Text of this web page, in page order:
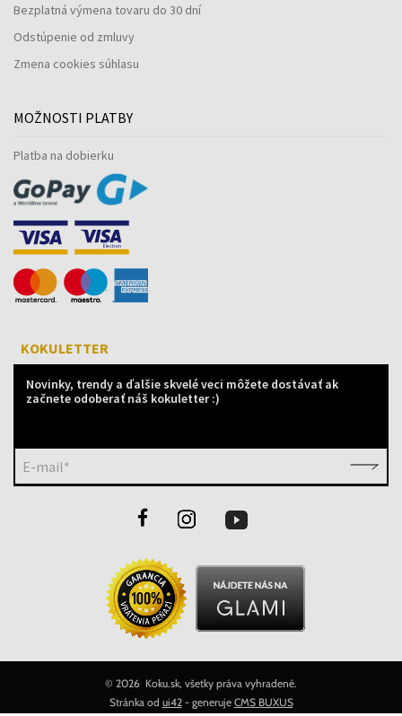
Bezplatná výmena tovaru do 30 dní
Odstúpenie od zmluvy
Zmena cookies súhlasu
MOŽNOSTI PLATBY
Platba na dobierku
KOKULETTER
Novinky, trendy a ďalšie skvelé veci môžete dostávať ak
začnete odoberať náš kokuletter :)
E-mail*
© 2026 Koku.sk, všetky práva vyhradené.
Stránka od ui42- generuje CMS BUXUS